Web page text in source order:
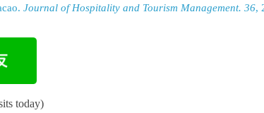
Journal of Hospitality and Tourism Management. 36,
today)